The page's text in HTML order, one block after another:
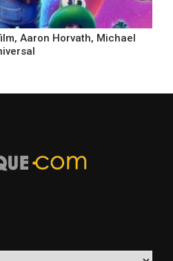
Aaron Horvath, Michael